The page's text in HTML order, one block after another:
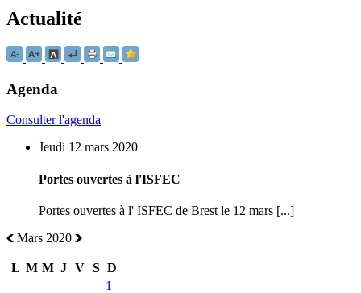
Actualité
Agenda
Consulter l'agenda
Jeudi 12 mars 2020
Portes ouvertes à l'ISFEC
Portes ouvertes à l' ISFEC de Brest le 12 mars [...]
Mars 2020
L M M J V S D
1